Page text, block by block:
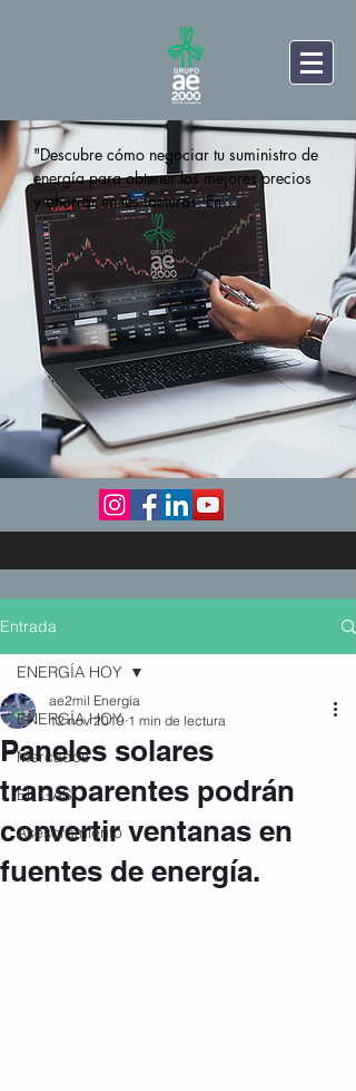
"Descubre cómo negociar tu suministro de
energía para obtener los mejores precios
y ahorrar en tus facturas. En
GRUPOae2000 ofrecemos soluciones de
eficiencia energética, asesoría en la
gestión de compras y acceso a los
mercados para optimizar tu consumo y
reducir costes."
Entrada
ENERGÍA HOY
Mercados
EL GAS
Asesoramiento
ENERGÍA HOY
Paneles solares
transparentes podrán
convertir ventanas en
fuentes de energía.
ae2mil Energía
12 nov 2019 1 min de lectura